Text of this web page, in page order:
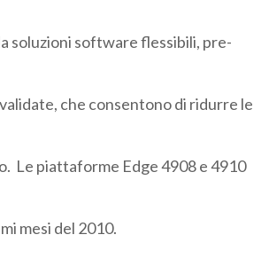
soluzioni software flessibili, pre-
che consentono di ridurre le
Le piattaforme Edge 4908 e 4910
mesi del 2010.